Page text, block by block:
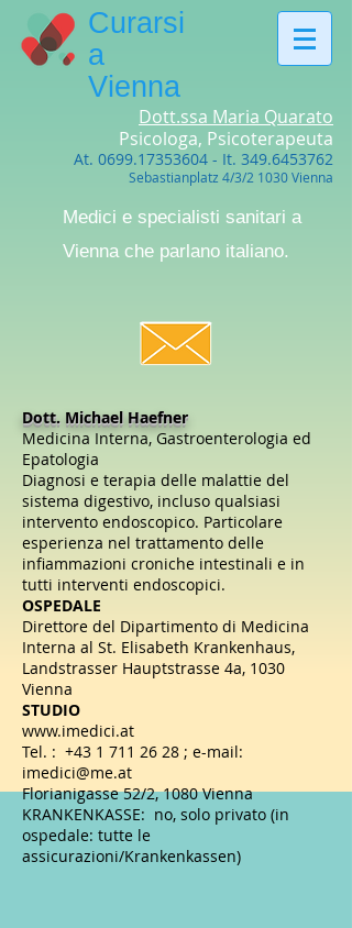
Dott.ssa Maria Quarato
Psicologa, Psicoterapeuta
At. 0699.17353604 - It. 349.6453762
Sebastianplatz 4/3/2 1030 Vienna
Curarsi
a
Vienna
Medici e specialisti sanitari a
Vienna che parlano italiano.
Dott. Michael Haefner
Medicina Interna, Gastroenterologia ed
Epatologia
Diagnosi e terapia delle malattie del
sistema digestivo, incluso qualsiasi
intervento endoscopico. Particolare
esperienza nel trattamento delle
infiammazioni croniche intestinali e in
tutti interventi endoscopici.
OSPEDALE
Direttore del Dipartimento di Medicina
Interna al St. Elisabeth Krankenhaus,
Landstrasser Hauptstrasse 4a, 1030
Vienna
STUDIO
www.imedici.at
Tel. : +43 1 711 26 28 ; e-mail:
imedici@me.at
Florianigasse 52/2, 1080 Vienna
KRANKENKASSE: no, solo privato (in
ospedale: tutte le
assicurazioni/Krankenkassen)